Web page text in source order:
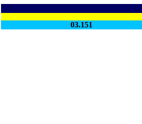
03.151